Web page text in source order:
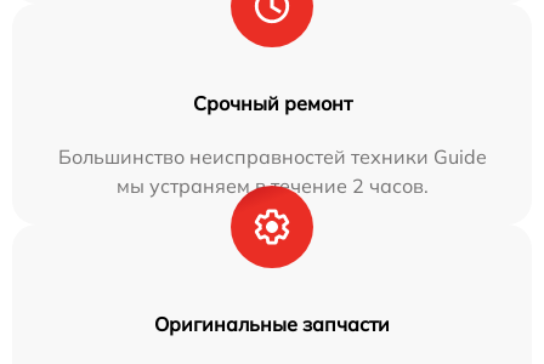
Срочный ремонт
Большинство неисправностей техники Guide
мы устраняем в течение 2 часов.
Оригинальные запчасти